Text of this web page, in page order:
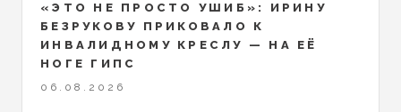
«ЭТО НЕ ПРОСТО УШИБ»: ИРИНУ
БЕЗРУКОВУ ПРИКОВАЛО К
ИНВАЛИДНОМУ КРЕСЛУ — НА ЕЁ
НОГЕ ГИПС
06.08.2026